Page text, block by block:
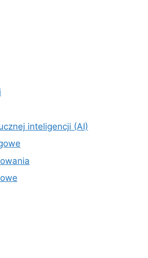
inteligencji (AI)